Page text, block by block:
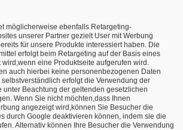
möglicherweise ebenfalls Retargeting-
unserer Partner gezielt User mit Werbung
für unsere Produkte interessiert haben. Die
erfolgt beim Retargeting auf der Basis eines
eine Produktseite aufgerufen wird.
auch hierbei keine personenbezogenen Daten
erfolgt die Verwendung der
unter Beachtung der geltenden gesetzlichen
Wenn Sie nicht möchten,dass Ihnen
angezeigt wird,können Sie Besucher die
durch Google deaktivieren können, indem sie die
Alternativ können Ihre Besucher die Verwendung